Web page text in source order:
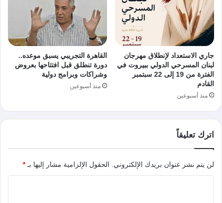
جاري الاستعداد لإنطلاق مهرجان
لبنان المسرحي الدولي ببيروت في
الفترة من 19 إلى 22 سبتمبر
القادم
منذ أسبوعين
القاهرة التجريبي يسبق موعده..
دورة تنطلق قبل افتتاحها بعروض
وشراكات وبرامج دولية
منذ أسبوعين
اترك تعليقاً
لن يتم نشر عنوان بريدك الإلكتروني. الحقول الإلزامية مشار إليها بـ*